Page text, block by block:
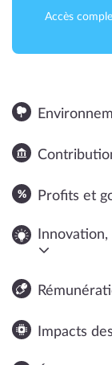
Accès
Profits et
Impacts